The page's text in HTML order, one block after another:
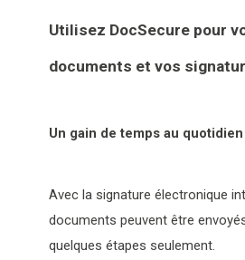
Utilisez DocSecure pour
documents et vos
Un gain de temps au quotidien
Avec la signature électronique
documents peuvent être
quelques étapes seulement.